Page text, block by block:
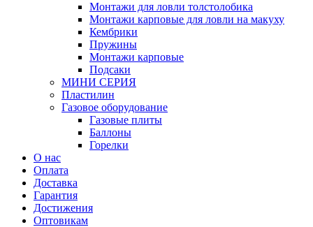
Монтажи для ловли толстолобика
Монтажи карповые для ловли на макуху
Кембрики
Пружины
Монтажи карповые
Подсаки
МИНИ СЕРИЯ
Пластилин
Газовое оборудование
Газовые плиты
Баллоны
Горелки
О нас
Оплата
Доставка
Гарантия
Достижения
Оптовикам